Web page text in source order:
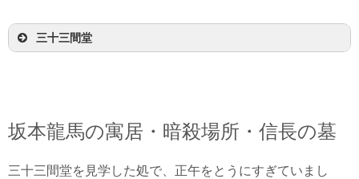
三十三間堂
坂本龍馬の寓居・暗殺場所・信長の墓
三十三間堂を見学した処で、正午をとうにすぎていまし